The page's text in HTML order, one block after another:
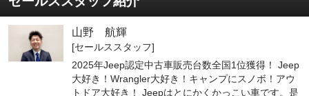
山野 航輝
[セールススタッフ]
2025年Jeep認定中古車販売台数全国1位獲得！ Jeep
大好き！Wrangler大好き！キャンプにスノボ！アウ
トドア大好き！ Jeepはとにかくかっこい車です。是